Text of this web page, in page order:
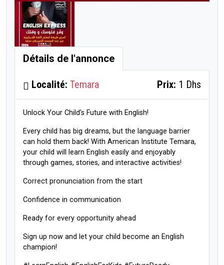
Détails de l'annonce
Localité: Temara Prix: 1 Dhs
Unlock Your Child’s Future with English!
Every child has big dreams, but the language barrier
can hold them back! With American Institute Temara,
your child will learn English easily and enjoyably
through games, stories, and interactive activities!
Correct pronunciation from the start
Confidence in communication
Ready for every opportunity ahead
Sign up now and let your child become an English
champion!